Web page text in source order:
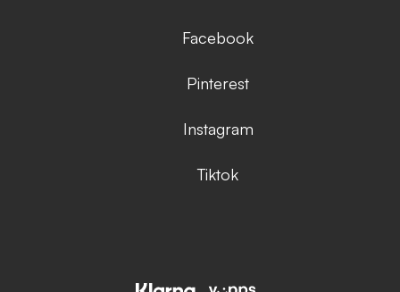
Facebook
Pinterest
Instagram
Tiktok